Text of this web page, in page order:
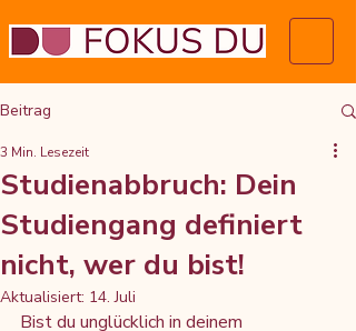
Beitrag
Studienabbruch: Dein
Studiengang definiert
nicht, wer du bist!
3 Min. Lesezeit
Aktualisiert: 14. Juli
Bist du unglücklich in deinem